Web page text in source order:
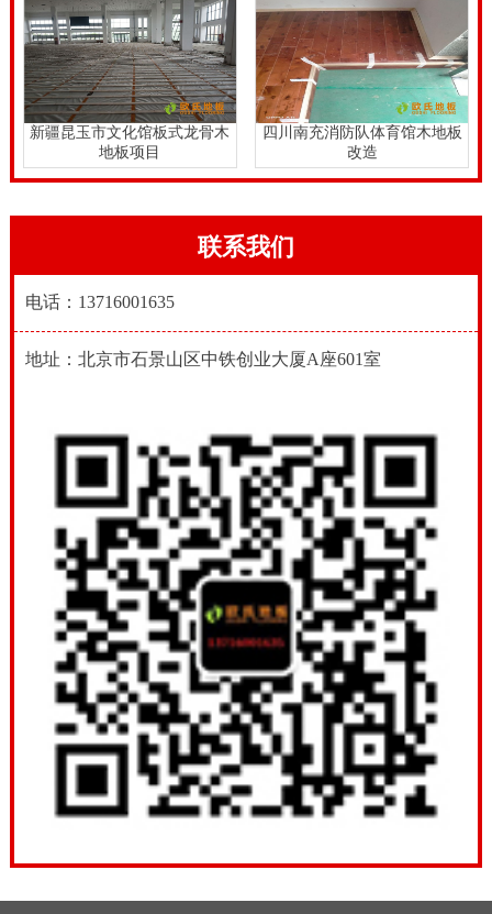
新疆昆玉市文化馆板式龙骨木
地板项目
四川南充消防队体育馆木地板
改造
联系我们
电话：13716001635
地址：北京市石景山区中铁创业大厦A座601室